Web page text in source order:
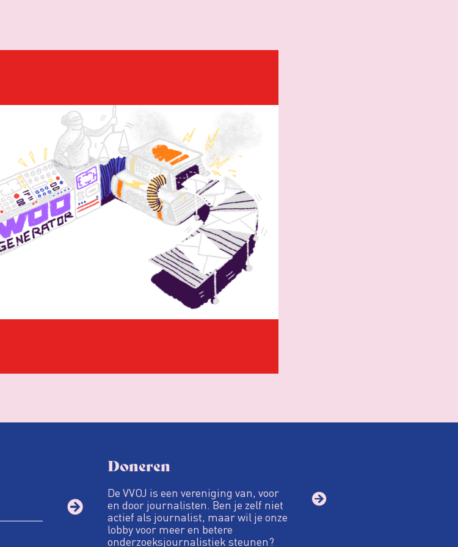
64.200
Financiën
57.700
Justitie en Veiligheid
53.300
Sociale Zaken en Werkgelegenheid
45.000
Economische Zaken en Klimaat
Binnenlandse Zaken
0
dwangsommen verschuldigd.
Doneren
De VVOJ is een vereniging van, voor
en door journalisten. Ben je zelf niet
actief als journalist, maar wil je onze
lobby voor meer en betere
onderzoeksjournalistiek steunen?